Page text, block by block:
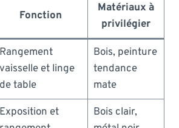
Fonction
Matériaux à
privilégier
Rangement
vaisselle et linge
de table
Bois, peinture
tendance
mate
Exposition et
Bois clair,